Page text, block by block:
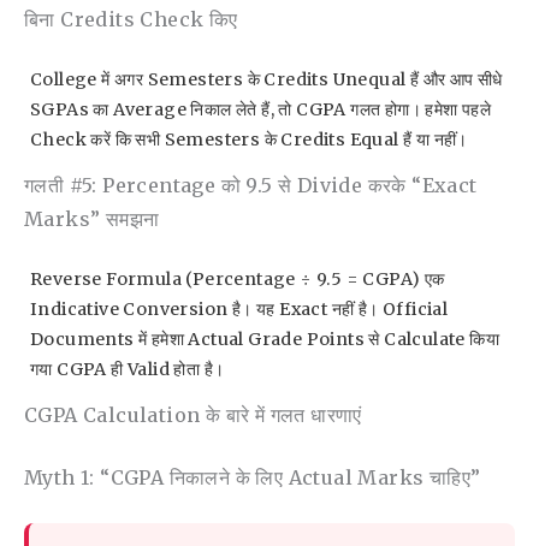
बिना Credits Check किए
College में अगर Semesters के Credits Unequal हैं और आप सीधे
SGPAs का Average निकाल लेते हैं, तो CGPA गलत होगा। हमेशा पहले
Check करें कि सभी Semesters के Credits Equal हैं या नहीं।
गलती #5: Percentage को 9.5 से Divide करके “exact
Marks” समझना
Reverse Formula (Percentage ÷ 9.5 = CGPA) एक
Indicative Conversion है। यह Exact नहीं है। Official
Documents में हमेशा Actual Grade Points से Calculate किया
गया CGPA ही Valid होता है।
CGPA Calculation के बारे में गलत धारणाएं
Myth 1: “CGPA निकालने के लिए Actual Marks चाहिए”